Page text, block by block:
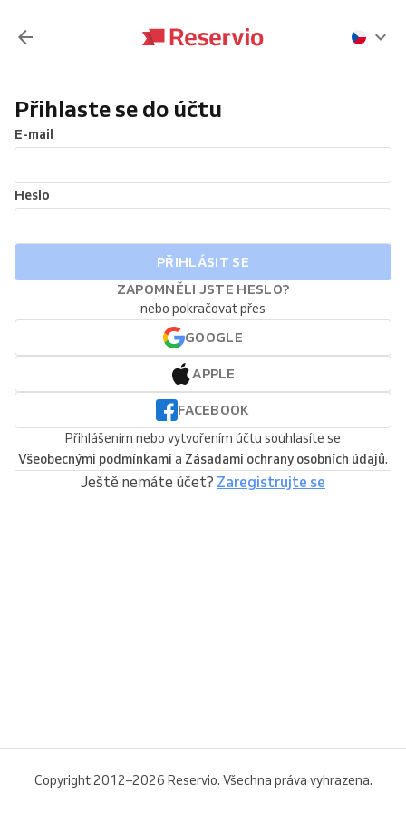
Přihlaste se do účtu
E-mail
Heslo
PŘIHLÁSIT SE
ZAPOMNĚLI JSTE HESLO?
nebo pokračovat přes
GOOGLE
APPLE
FACEBOOK
Přihlášením nebo vytvořením účtu souhlasíte se
Všeobecnými podmínkami a Zásadami ochrany osobních údajů.
Ještě nemáte účet? Zaregistrujte se
Copyright 2012–2026 Reservio. Všechna práva vyhrazena.